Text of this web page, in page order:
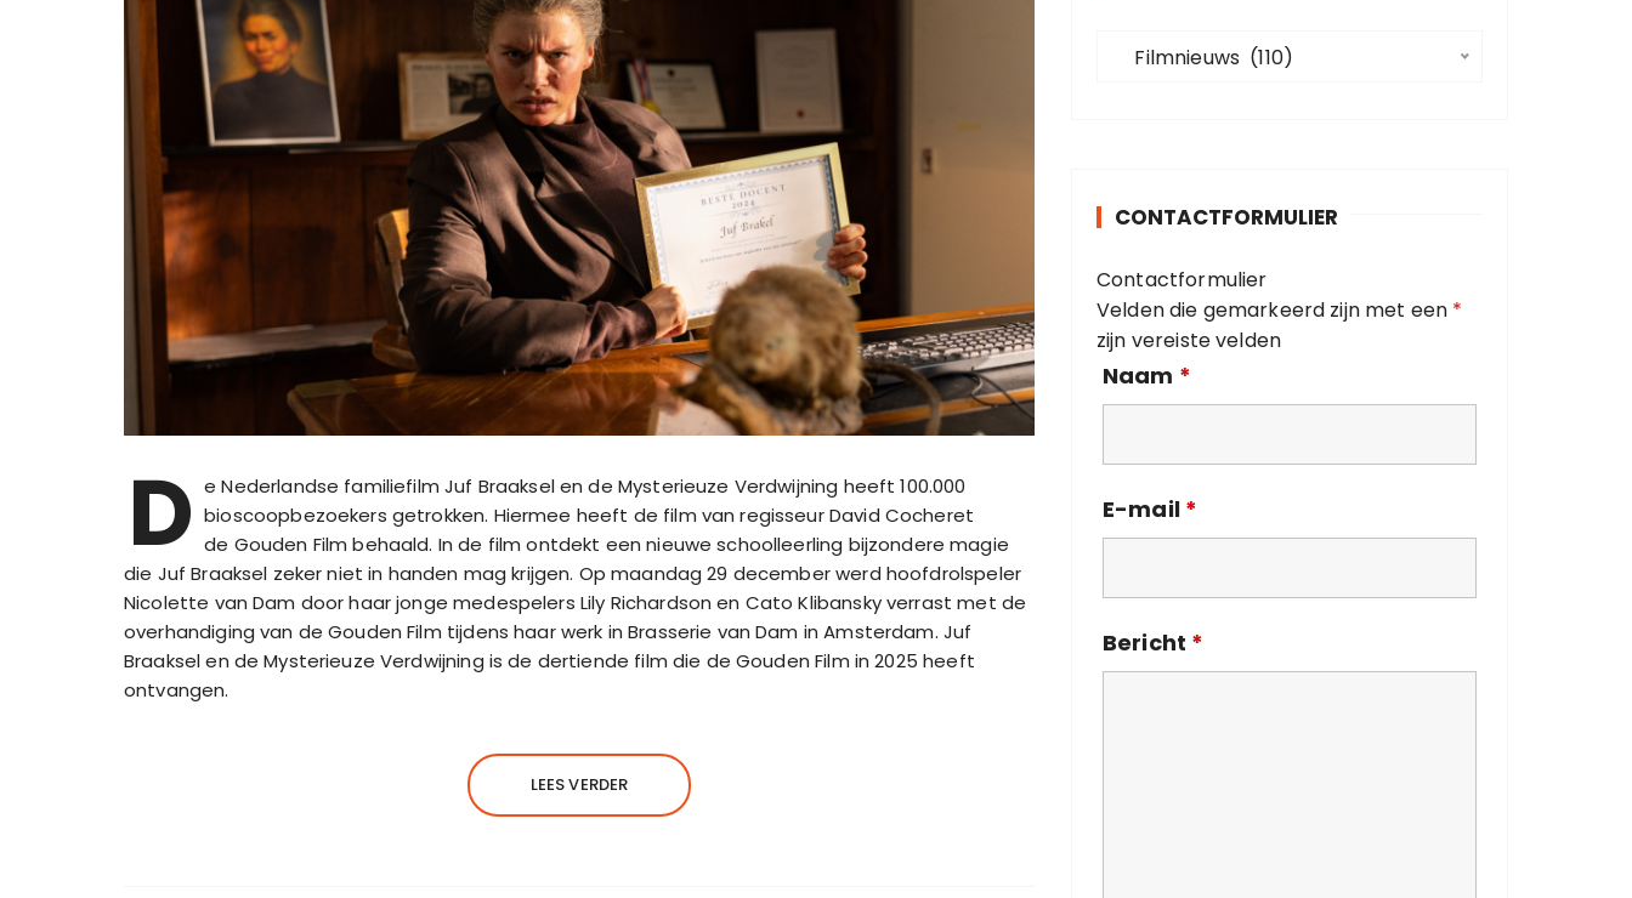
D e Nederlandse familiefilm Juf Braaksel en de Mysterieuze Verdwijning heeft 100.000
bioscoopbezoekers getrokken. Hiermee heeft de film van regisseur David Cocheret
de Gouden Film behaald. In de film ontdekt een nieuwe schoolleerling bijzondere magie
die Juf Braaksel zeker niet in handen mag krijgen. Op maandag 29 december werd hoofdrolspeler
Nicolette van Dam door haar jonge medespelers Lily Richardson en Cato Klibansky verrast met de
overhandiging van de Gouden Film tijdens haar werk in Brasserie van Dam in Amsterdam. Juf
Braaksel en de Mysterieuze Verdwijning is de dertiende film die de Gouden Film in 2025 heeft
ontvangen.
LEES VERDER
r
e
ë
n
Filmnieuws  (110)
CONTACTFORMULIER
Contactformulier
Velden die gemarkeerd zijn met een *
zijn vereiste velden
Naam *
E-mail *
Bericht *